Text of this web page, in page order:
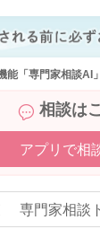
能「専門家相談AI
相談は
アプリで相
専門家相談